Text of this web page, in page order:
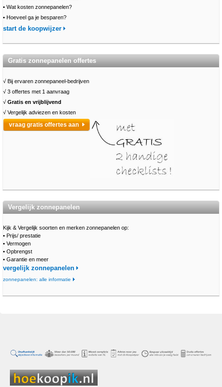
• Wat kosten zonnepanelen?
• Hoeveel ga je besparen?
start de koopwijzer
Gratis zonnepanelen offertes
√ Bij ervaren zonnepaneel-bedrijven
√ 3 offertes met 1 aanvraag
√ Gratis en vrijblijvend
√ Vergelijk adviezen en kosten
vraag gratis offertes aan
Vergelijk zonnepanelen
Kijk & Vergelijk soorten en merken zonnepanelen op:
• Prijs/ prestatie
• Vermogen
• Opbrengst
• Garantie en meer
vergelijk zonnepanelen
zonnepanelen: alle informatie